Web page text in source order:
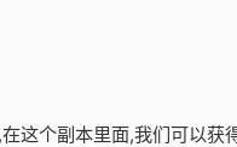
这个副本里面,我们可以